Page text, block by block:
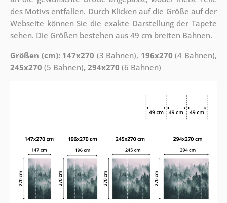
des Motivs entfallen. Durch Klicken auf die Größe auf der
Webseite können Sie die exakte Darstellung der Tapete
sehen. Die Größen bestehen aus 49 cm breiten Bahnen.
Größen (cm): 147x270 (3 Bahnen), 196x270 (4 Bahnen),
245x270 (5 Bahnen), 294x270 (6 Bahnen)